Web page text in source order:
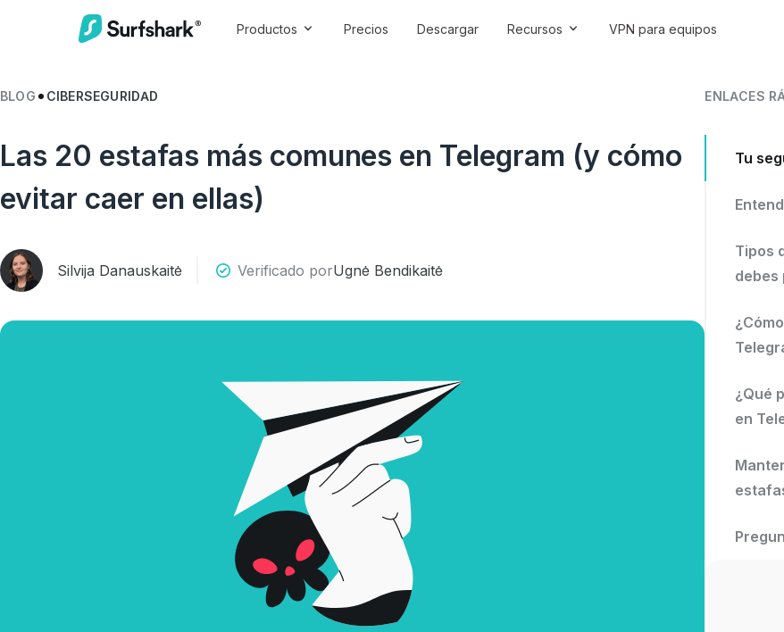
Productos Precios Descargar Recursos VPN para equipos
BLOG CIBERSEGURIDAD
Las 20 estafas más comunes en Telegram (y cómo
evitar caer en ellas)
Silvija Danauskaitė Verificado porUgnė Bendikaitė
ENLACES
Tu
Tipos
debes
¿Qué
en